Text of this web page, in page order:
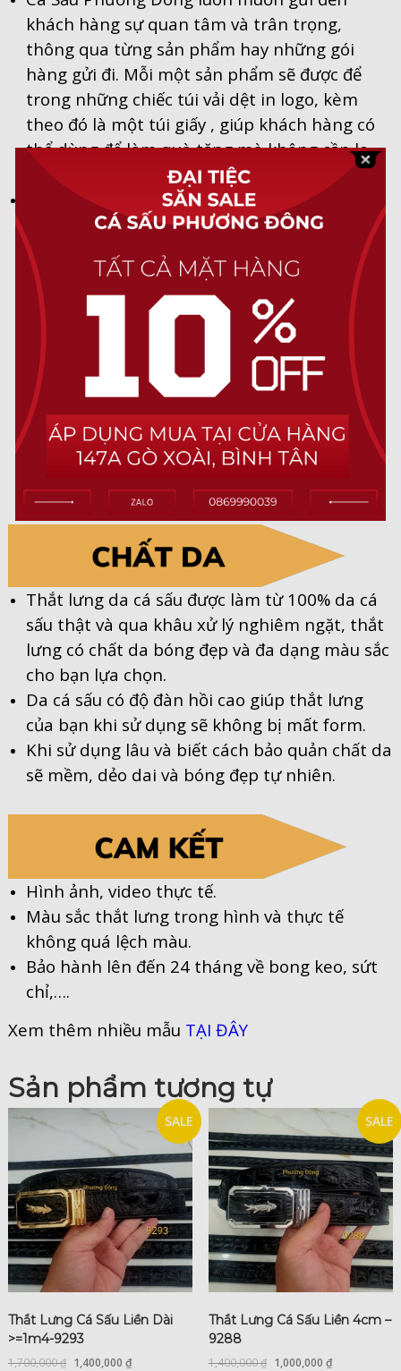
khách hàng sự quan tâm và trân trọng,
thông qua từng sản phẩm hay những gói
hàng gửi đi. Mỗi một sản phẩm sẽ được để
trong những chiếc túi vải dệt in logo, kèm
theo đó là một túi giấy , giúp khách hàng có
thể dùng để làm quà tặng mà không cần lo
nghĩ về gói quà.
Đối với những đơn hàng gửi đi, Cá Sấu
Phương Đông sẽ gói thêm 1 lớp bọc khí giúp
đảm bảo được sự nguyên vẹn cho đơn hàng
của bạn.
Thắt lưng da cá sấu được làm từ 100% da cá
sấu thật và qua khâu xử lý nghiêm ngặt, thắt
lưng có chất da bóng đẹp và đa dạng màu sắc
cho bạn lựa chọn.
Da cá sấu có độ đàn hồi cao giúp thắt lưng
của bạn khi sử dụng sẽ không bị mất form.
Khi sử dụng lâu và biết cách bảo quản chất da
sẽ mềm, dẻo dai và bóng đẹp tự nhiên.
Hình ảnh, video thực tế.
Màu sắc thắt lưng trong hình và thực tế
không quá lệch màu.
Bảo hành lên đến 24 tháng về bong keo, sứt
chỉ,….
Xem thêm nhiều mẫu TẠI ĐÂY
Sản phẩm tương tự
SALE
Thắt Lưng Cá Sấu Liền Dài
>=1m4-9293
1,700,000₫ 1,400,000 ₫
SALE
Thắt Lưng Cá Sấu Liền 4cm –
9288
1,400,000₫ 1,000,000 ₫